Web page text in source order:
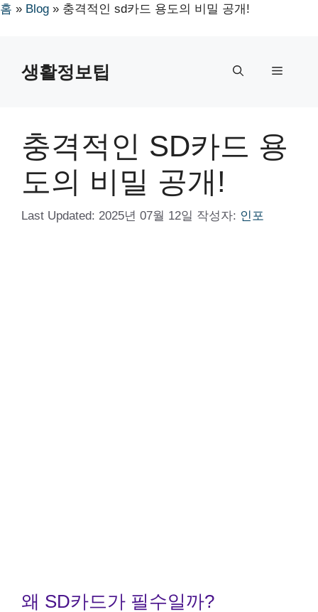
홈 » Blog » 충격적인 sd카드 용도의 비밀 공개!
생활정보팁 메
충격적인 SD카드 용
도의 비밀 공개!
Last Updated: 2025년 07월 12일 작성자: 인포
왜 SD카드가 필수일까?